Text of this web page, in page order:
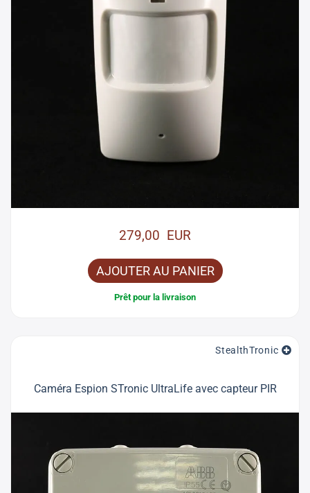
279,00 EUR
AJOUTER AU PANIER
Prêt pour la livraison
StealthTronic
Caméra Espion STronic UltraLife avec capteur PIR